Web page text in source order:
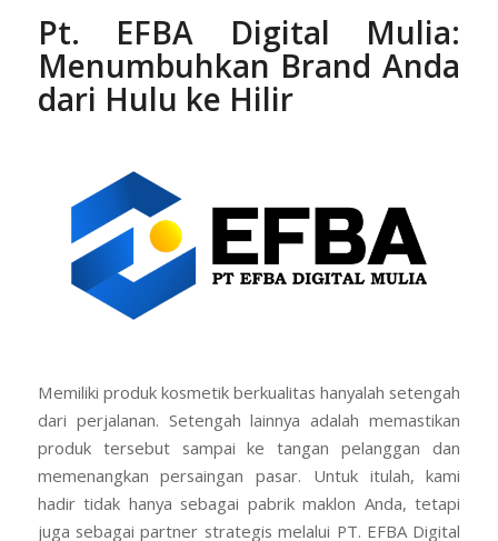
Pt. EFBA Digital Mulia:
Menumbuhkan Brand Anda
dari Hulu ke Hilir
Memiliki produk kosmetik berkualitas hanyalah setengah
dari perjalanan. Setengah lainnya adalah memastikan
produk tersebut sampai ke tangan pelanggan dan
memenangkan persaingan pasar. Untuk itulah, kami
hadir tidak hanya sebagai pabrik maklon Anda, tetapi
juga sebagai partner strategis melalui PT. EFBA Digital